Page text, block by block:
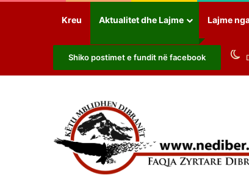
Kreu Aktualitet dhe Lajme Lajme
Shiko postimet e fundit në facebook